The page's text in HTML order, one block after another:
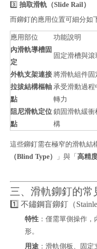
3️⃣ 抽取滑軌（Slide Rail）
而鉚釘的應用位置可細分如
應用部位 功能說明
內滑軌導槽固
定
固定滑槽與滾
外軌支架連接 將滑軌組件固
拉拔結構樞軸
點
承受滑動過程
轉力
阻尼滑軌定位
點
鎖固滑軌緩
構
這些鉚釘需在極窄的滑軌結
（Blind Type）
」與「 高精
三、滑軌鉚釘的常
1️⃣ 不鏽鋼盲鉚釘（
特性 ：僅需單側操作
形。
用途 ：滑軌側板、固定